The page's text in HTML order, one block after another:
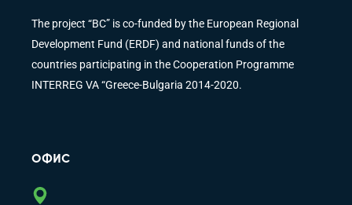
The project “BC” is co-funded by the European Regional
Development Fund (ERDF) and national funds of the
countries participating in the Cooperation Programme
INTERREG VA “Greece-Bulgaria 2014-2020.
ОФИС